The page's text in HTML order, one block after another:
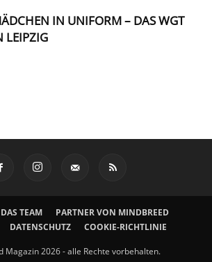
IN UNIFORM – DAS WGT
LEIPZIG
DAS TEAM
PARTNER VON MINDBREED
DATENSCHUTZ COOKIE-RICHTLINIE
Magazin 2026 - alle Rechte vorbehalten.